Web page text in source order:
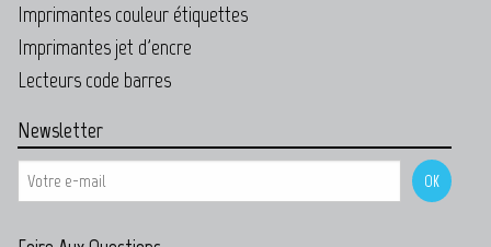
Imprimantes couleur étiquettes
Imprimantes jet d'encre
Lecteurs code barres
Newsletter